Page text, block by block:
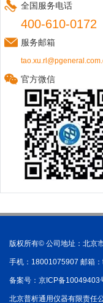
全国服务电话
400-610-0172
服务邮箱
官方微信
版权所有© 公司地址：北京
手机：18001075907 邮箱：
备案号： 京ICP备10049403
北京普析通用仪器有限责任